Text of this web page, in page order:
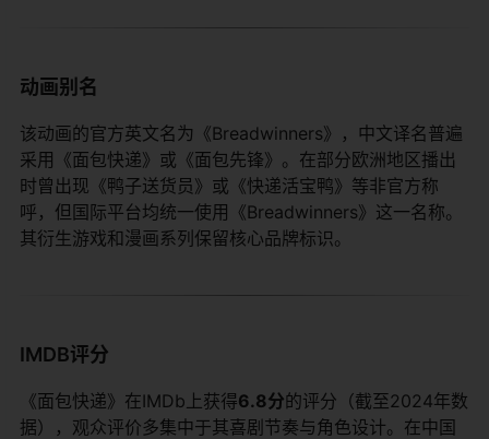
动画别名
该动画的官方英文名为《Breadwinners》，中文译名普遍
采用《面包快递》或《面包先锋》。在部分欧洲地区播出
时曾出现《鸭子送货员》或《快递活宝鸭》等非官方称
呼，但国际平台均统一使用《Breadwinners》这一名称。
其衍生游戏和漫画系列保留核心品牌标识。
IMDB评分
《面包快递》在IMDb上获得​​6.8分​​的评分（截至2024年数
据），观众评价多集中于其喜剧节奏与角色设计。在中国